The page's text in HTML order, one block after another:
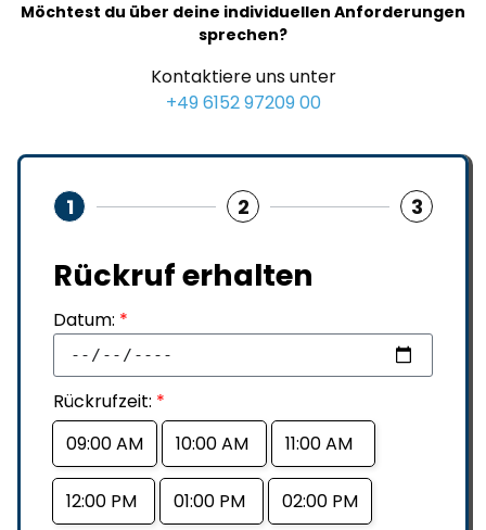
Möchtest du über deine individuellen Anforderungen
sprechen?
Kontaktiere uns unter
+49 6152 97209 00
1 2 3
Rückruf erhalten
Datum: *
Rückrufzeit: *
09:00 AM
10:00 AM 11:00 AM
12:00 PM 01:00 PM 02:00 PM